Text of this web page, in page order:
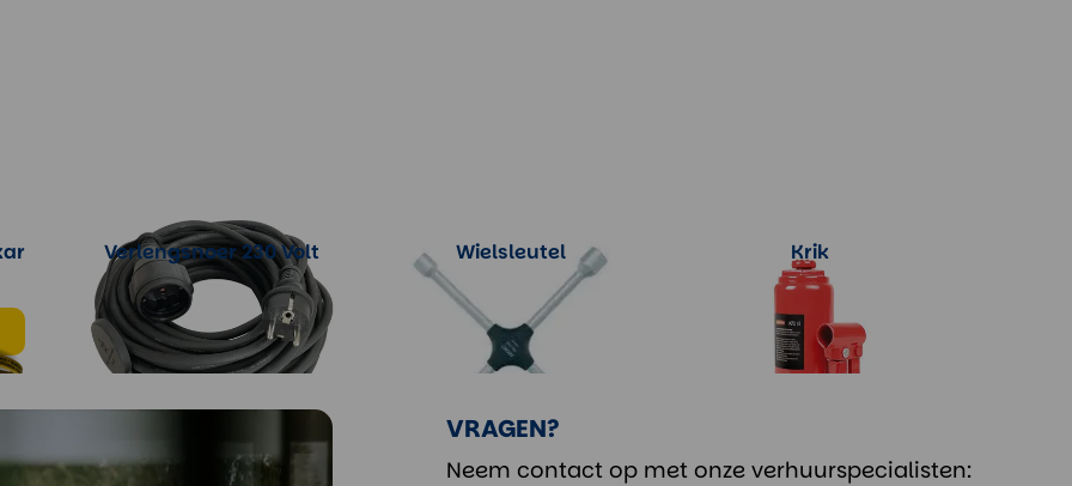
Verlengsnoer 230 Volt
Meer informatie
Wielsleutel
Meer informatie
Krik
Meer informatie
VRAGEN?
Neem contact op met onze verhuurspecialisten: